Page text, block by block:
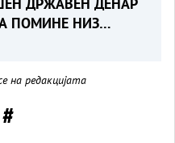
ПОМИНЕ НИЗ
на редакцијата